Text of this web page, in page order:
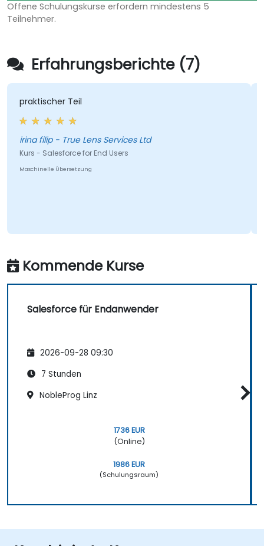
Offene Schulungskurse erfordern mindestens 5
Teilnehmer.
Erfahrungsberichte (7)
praktischer Teil
irina filip - True Lens Services Ltd
Kurs - Salesforce for End Users
Maschinelle Übersetzung
Kommende Kurse
Salesforce für Endanwender
2026-09-28 09:30
7 Stunden
NobleProg Linz
1736 EUR
(Online)
1986 EUR
(Schulungsraum)